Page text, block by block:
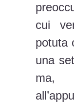
cui
potuta
una
ma,